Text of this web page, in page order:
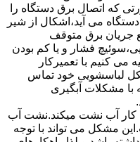
که اتصال برق دستگاه را
می آید،اشکال از شیر
جریان برق متوقف
فشار و یا کم بودن
کنیم با تعمیرکار
لباسشویی خود تماس
با مشکلات آبگیری
ﮐﺎر آب ﻧﺸﺖ میکند.نشت آب
مشکل می تواند با توجه